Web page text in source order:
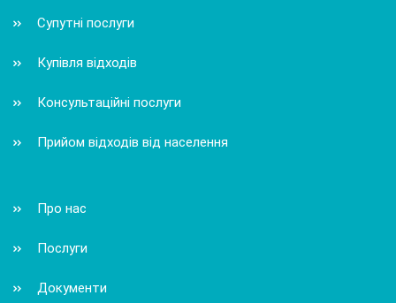
Супутні послуги
Купівля відходів
Консультаційні послуги
Прийом відходів від населення
Про нас
Послуги
Документи